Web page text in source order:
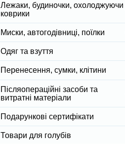
Лежаки, будиночки, охолоджуючи
коврики
Миски, автогодівниці, поїлки
Одяг та взуття
Перенесення, сумки, клітини
Післяопераційні засоби та
витратні матеріали
Подарункові сертифікати
Товари для голубів